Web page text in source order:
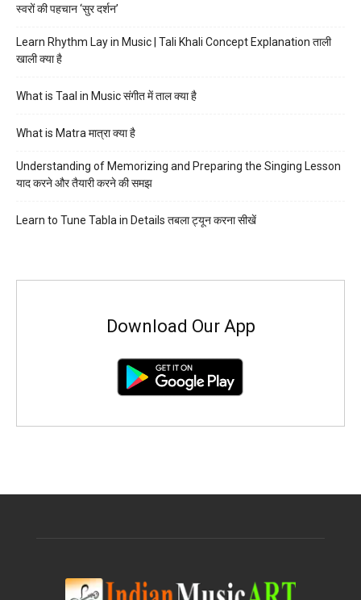
स्वरों की पहचान ‘सुर दर्शन’
Learn Rhythm Lay in Music | Tali Khali Concept Explanation ताली
खाली क्या है
What is Taal in Music संगीत में ताल क्या है
What is Matra मात्रा क्या है
Understanding of Memorizing and Preparing the Singing Lesson
याद करने और तैयारी करने की समझ
Learn to Tune Tabla in Details तबला ट्यून करना सीखें
Download Our App